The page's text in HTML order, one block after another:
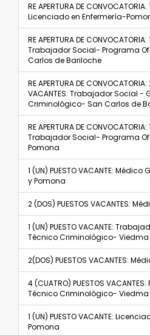
RE APERTURA DE CONVOCATORIA.
Licenciado en Enfermería-
RE APERTURA DE CONVOCATORIA:
Trabajador Social- Programa
Carlos de Bariloche
RE APERTURA DE
VACANTES: Trabajador Social -
Criminológico- San Carlos de
RE APERTURA DE CONVOCATORIA:
Trabajador Social- Programa
Pomona
1 (UN) PUESTO VACANTE:
y Pomona
2 (DOS) PUESTOS VACANTES:
1 (UN) PUESTO VACANTE:
Técnico Criminológico- Viedma
2(DOS) PUESTOS VACANTES:
4 (CUATRO) PUESTOS
Técnico Criminológico- Viedma
1 (UN) PUESTO VACANTE:
Pomona